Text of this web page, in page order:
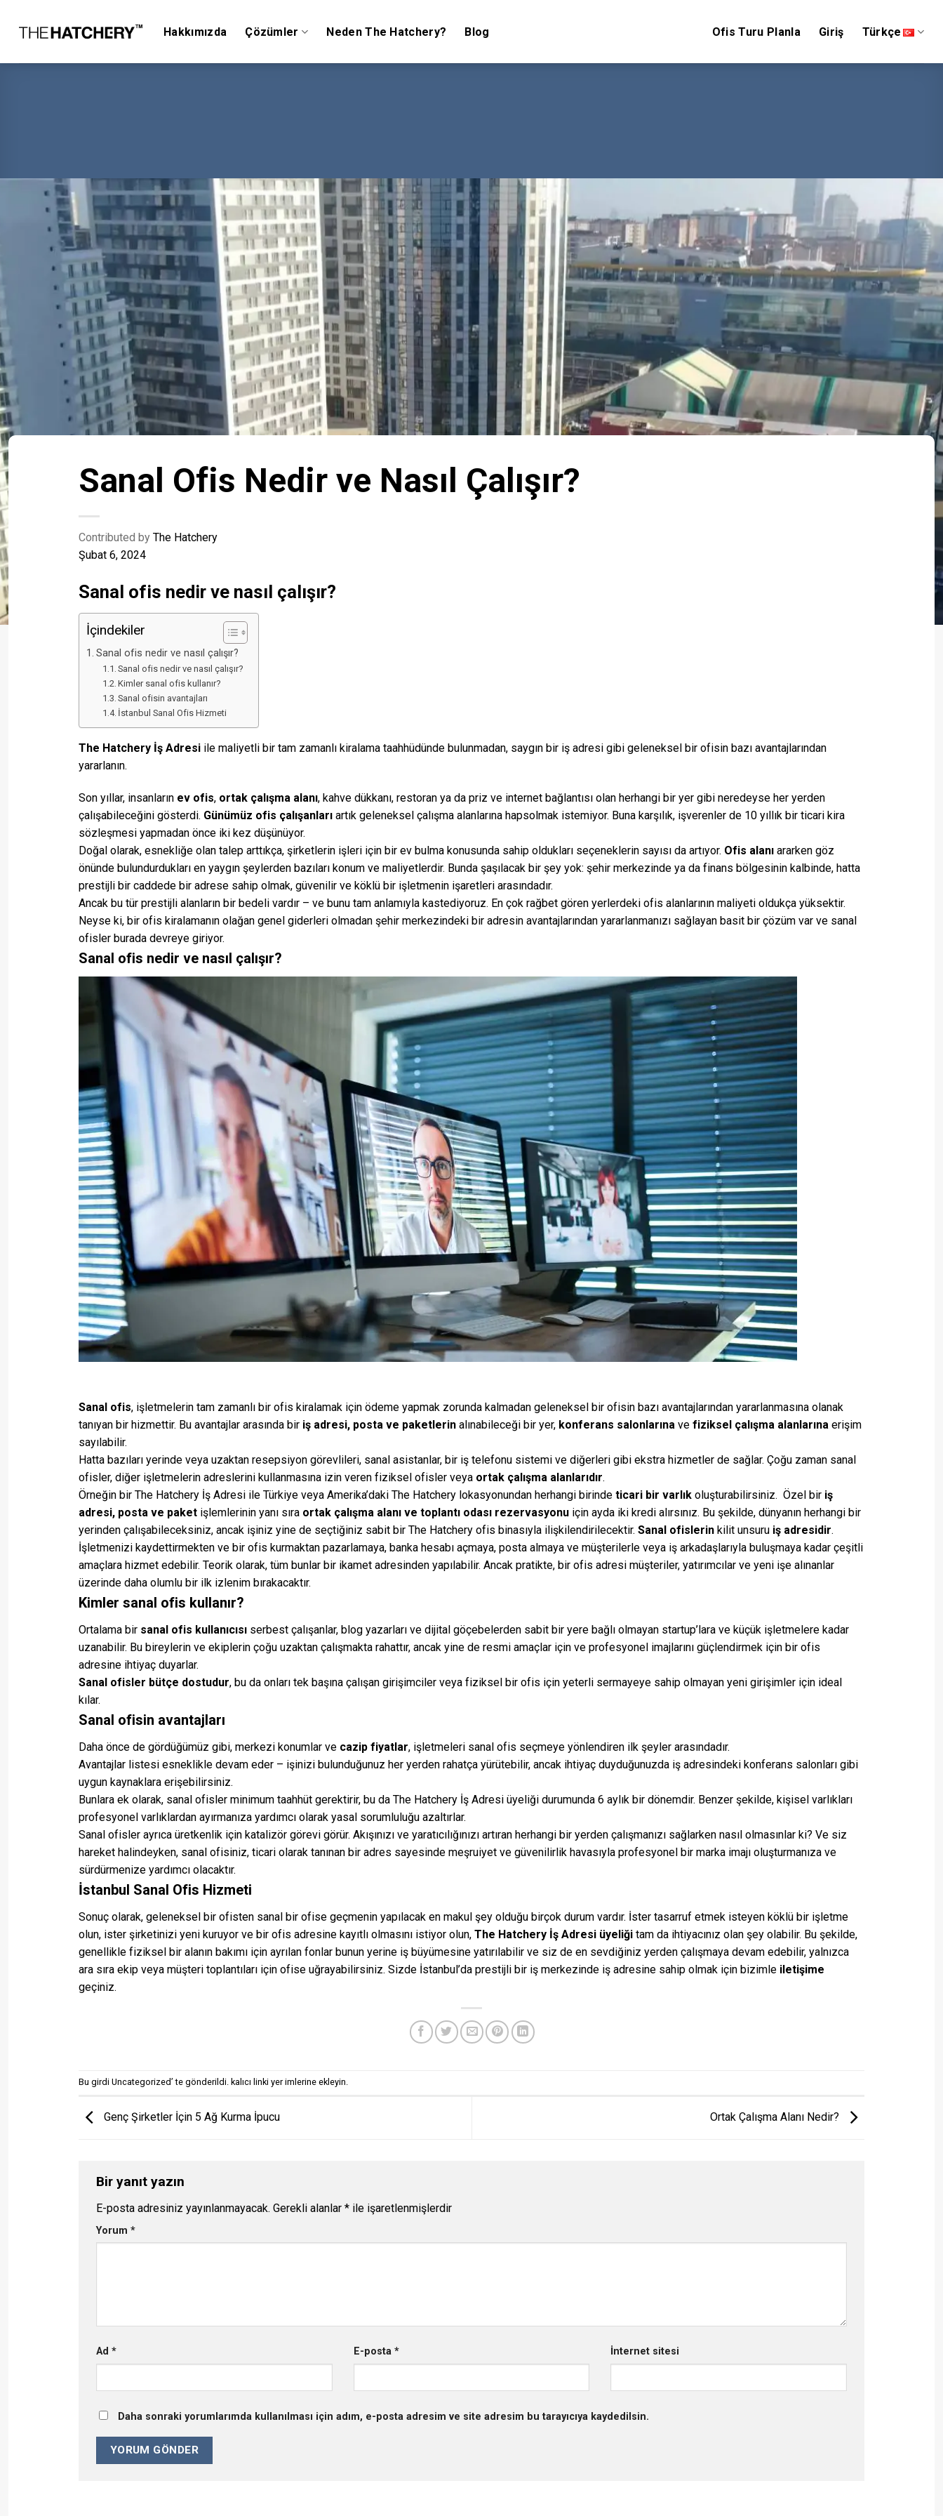
content
Hakkımızda Çözümler Neden The Hatchery? Blog Ofis Turu Planla Giriş Türkçe
Sanal Ofis Nedir ve Nasıl Çalışır?
Contributed by The Hatchery
Şubat 6, 2024
Sanal ofis nedir ve nasıl çalışır?
İçindekiler
Sanal ofis nedir ve nasıl çalışır?
Sanal ofis nedir ve nasıl çalışır?
Kimler sanal ofis kullanır?
Sanal ofisin avantajları
İstanbul Sanal Ofis Hizmeti
The Hatchery İş Adresi ile maliyetli bir tam zamanlı kiralama taahhüdünde bulunmadan, saygın bir iş adresi gibi geleneksel bir ofisin bazı avantajlarından
yararlanın.
Son yıllar, insanların ev ofis, ortak çalışma alanı, kahve dükkanı, restoran ya da priz ve internet bağlantısı olan herhangi bir yer gibi neredeyse her yerden
çalışabileceğini gösterdi. Günümüz ofis çalışanları artık geleneksel çalışma alanlarına hapsolmak istemiyor. Buna karşılık, işverenler de 10 yıllık bir ticari kira
sözleşmesi yapmadan önce iki kez düşünüyor.
Doğal olarak, esnekliğe olan talep arttıkça, şirketlerin işleri için bir ev bulma konusunda sahip oldukları seçeneklerin sayısı da artıyor. Ofis alanı ararken göz
önünde bulundurdukları en yaygın şeylerden bazıları konum ve maliyetlerdir. Bunda şaşılacak bir şey yok: şehir merkezinde ya da finans bölgesinin kalbinde, hatta
prestijli bir caddede bir adrese sahip olmak, güvenilir ve köklü bir işletmenin işaretleri arasındadır.
Ancak bu tür prestijli alanların bir bedeli vardır – ve bunu tam anlamıyla kastediyoruz. En çok rağbet gören yerlerdeki ofis alanlarının maliyeti oldukça yüksektir.
Neyse ki, bir ofis kiralamanın olağan genel giderleri olmadan şehir merkezindeki bir adresin avantajlarından yararlanmanızı sağlayan basit bir çözüm var ve sanal
ofisler burada devreye giriyor.
Sanal ofis nedir ve nasıl çalışır?
Sanal ofis, işletmelerin tam zamanlı bir ofis kiralamak için ödeme yapmak zorunda kalmadan geleneksel bir ofisin bazı avantajlarından yararlanmasına olanak
tanıyan bir hizmettir. Bu avantajlar arasında bir iş adresi, posta ve paketlerin alınabileceği bir yer, konferans salonlarına ve fiziksel çalışma alanlarına erişim
sayılabilir.
Hatta bazıları yerinde veya uzaktan resepsiyon görevlileri, sanal asistanlar, bir iş telefonu sistemi ve diğerleri gibi ekstra hizmetler de sağlar. Çoğu zaman sanal
ofisler, diğer işletmelerin adreslerini kullanmasına izin veren fiziksel ofisler veya ortak çalışma alanlarıdır.
Örneğin bir The Hatchery İş Adresi ile Türkiye veya Amerika’daki The Hatchery lokasyonundan herhangi birinde ticari bir varlık oluşturabilirsiniz. Özel bir iş
adresi, posta ve paket işlemlerinin yanı sıra ortak çalışma alanı ve toplantı odası rezervasyonu için ayda iki kredi alırsınız. Bu şekilde, dünyanın herhangi bir
yerinden çalışabileceksiniz, ancak işiniz yine de seçtiğiniz sabit bir The Hatchery ofis binasıyla ilişkilendirilecektir. Sanal ofislerin kilit unsuru iş adresidir.
İşletmenizi kaydettirmekten ve bir ofis kurmaktan pazarlamaya, banka hesabı açmaya, posta almaya ve müşterilerle veya iş arkadaşlarıyla buluşmaya kadar çeşitli
amaçlara hizmet edebilir. Teorik olarak, tüm bunlar bir ikamet adresinden yapılabilir. Ancak pratikte, bir ofis adresi müşteriler, yatırımcılar ve yeni işe alınanlar
üzerinde daha olumlu bir ilk izlenim bırakacaktır.
Kimler sanal ofis kullanır?
Ortalama bir sanal ofis kullanıcısı serbest çalışanlar, blog yazarları ve dijital göçebelerden sabit bir yere bağlı olmayan startup’lara ve küçük işletmelere kadar
uzanabilir. Bu bireylerin ve ekiplerin çoğu uzaktan çalışmakta rahattır, ancak yine de resmi amaçlar için ve profesyonel imajlarını güçlendirmek için bir ofis
adresine ihtiyaç duyarlar.
Sanal ofisler bütçe dostudur, bu da onları tek başına çalışan girişimciler veya fiziksel bir ofis için yeterli sermayeye sahip olmayan yeni girişimler için ideal
kılar.
Sanal ofisin avantajları
Daha önce de gördüğümüz gibi, merkezi konumlar ve cazip fiyatlar, işletmeleri sanal ofis seçmeye yönlendiren ilk şeyler arasındadır.
Avantajlar listesi esneklikle devam eder – işinizi bulunduğunuz her yerden rahatça yürütebilir, ancak ihtiyaç duyduğunuzda iş adresindeki konferans salonları gibi
uygun kaynaklara erişebilirsiniz.
Bunlara ek olarak, sanal ofisler minimum taahhüt gerektirir, bu da The Hatchery İş Adresi üyeliği durumunda 6 aylık bir dönemdir. Benzer şekilde, kişisel varlıkları
profesyonel varlıklardan ayırmanıza yardımcı olarak yasal sorumluluğu azaltırlar.
Sanal ofisler ayrıca üretkenlik için katalizör görevi görür. Akışınızı ve yaratıcılığınızı artıran herhangi bir yerden çalışmanızı sağlarken nasıl olmasınlar ki? Ve siz
hareket halindeyken, sanal ofisiniz, ticari olarak tanınan bir adres sayesinde meşruiyet ve güvenilirlik havasıyla profesyonel bir marka imajı oluşturmanıza ve
sürdürmenize yardımcı olacaktır.
İstanbul Sanal Ofis Hizmeti
Sonuç olarak, geleneksel bir ofisten sanal bir ofise geçmenin yapılacak en makul şey olduğu birçok durum vardır. İster tasarruf etmek isteyen köklü bir işletme
olun, ister şirketinizi yeni kuruyor ve bir ofis adresine kayıtlı olmasını istiyor olun, The Hatchery İş Adresi üyeliği tam da ihtiyacınız olan şey olabilir. Bu şekilde,
genellikle fiziksel bir alanın bakımı için ayrılan fonlar bunun yerine iş büyümesine yatırılabilir ve siz de en sevdiğiniz yerden çalışmaya devam edebilir, yalnızca
ara sıra ekip veya müşteri toplantıları için ofise uğrayabilirsiniz. Sizde İstanbul’da prestijli bir iş merkezinde iş adresine sahip olmak için bizimle iletişime
geçiniz.
Bu girdi Uncategorized’ te gönderildi. kalıcı linki yer imlerine ekleyin.
Genç Şirketler İçin 5 Ağ Kurma İpucu Ortak Çalışma Alanı Nedir?
Bir yanıt yazın
E-posta adresiniz yayınlanmayacak. Gerekli alanlar * ile işaretlenmişlerdir
Yorum *
Ad * E-posta * İnternet sitesi
Daha sonraki yorumlarımda kullanılması için adım, e-posta adresim ve site adresim bu tarayıcıya kaydedilsin.